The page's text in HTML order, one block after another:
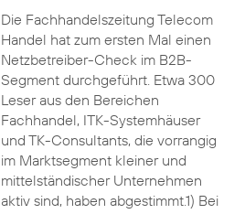
Die Fachhandelszeitung Telecom
Handel hat zum ersten Mal einen
Netzbetreiber-Check im B2B-
Segment durchgeführt. Etwa 300
Leser aus den Bereichen
Fachhandel, ITK-Systemhäuser
und TK-Consultants, die vorrangig
im Marktsegment kleiner und
mittelständischer Unternehmen
aktiv sind, haben abgestimmt.1) Bei